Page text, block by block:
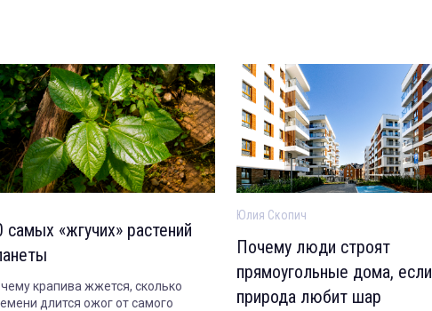
самых «жгучих» растений
крапива жжется, сколько
длится ожог от самого
Юлия Скопич
Почему люди строят
прямоугольные дома, если
природа любит шар